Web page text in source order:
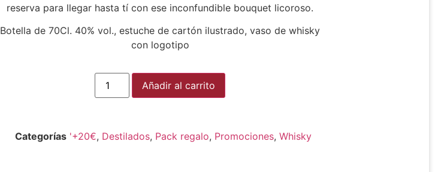
reserva para llegar hasta tí con ese inconfundible bouquet licoroso.
Botella de 70Cl. 40% vol., estuche de cartón ilustrado, vaso de whisky
con logotipo
Añadir al carrito
Categorías '+20€, Destilados, Pack regalo, Promociones, Whisky